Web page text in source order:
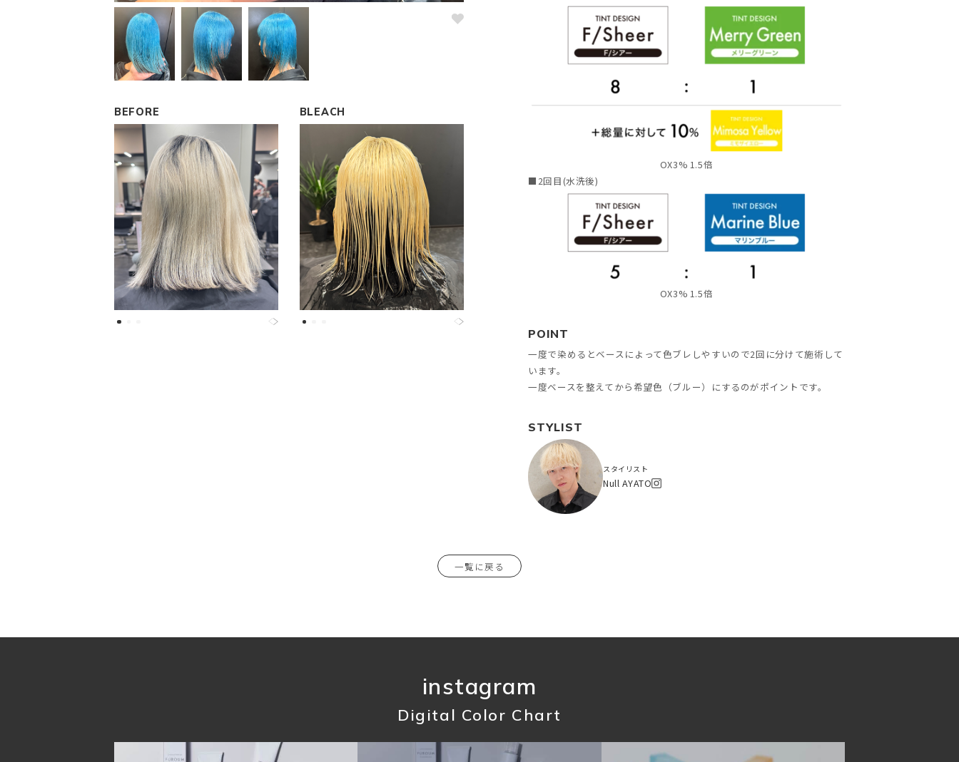
BEFORE BLEACH
OX3% 1.5倍
■2回目(水洗後)
OX3% 1.5倍
POINT
一度で染めるとベースによって色ブレしやすいので2回に分けて施術して
います。
一度ベースを整えてから希望色（ブルー）にするのがポイントです。
STYLIST
スタイリスト
Null AYATO
一覧に戻る
instagram
Digital Color Chart